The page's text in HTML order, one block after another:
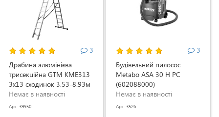
3
Драбина алюмінієва
трисекційна GTM KME313
3x13 сходинок 3.53-8.93м
(KME313)
Немає в наявності
Арт: 39950
3
Будівельний пилосос
Metabo ASA 30 H PC
(602088000)
Немає в наявності
Арт: 3526